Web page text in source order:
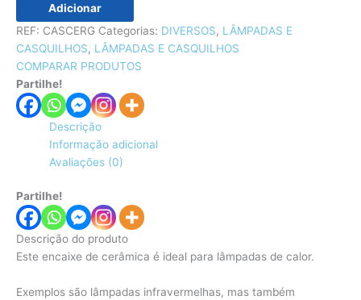
Adicionar
REF: CASCERG Categorias: DIVERSOS, LÂMPADAS E
CASQUILHOS, LÂMPADAS E CASQUILHOS
COMPARAR PRODUTOS
Partilhe!
Descrição
Informação adicional
Avaliações (0)
Partilhe!
Descrição do produto
Este encaixe de cerâmica é ideal para lâmpadas de calor.
Exemplos são lâmpadas infravermelhas, mas também